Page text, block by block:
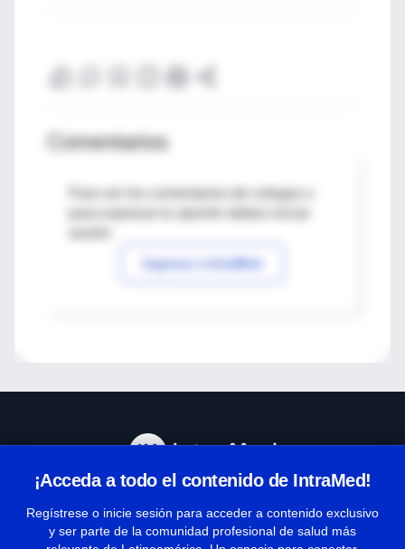
Comentarios
Para ver los comentarios de colegas o
Ingresar a IntraMed
¡Acceda a todo el contenido de IntraMed!
Regístrese o inicie sesión para acceder a contenido exclusivo
y ser parte de la comunidad profesional de salud más